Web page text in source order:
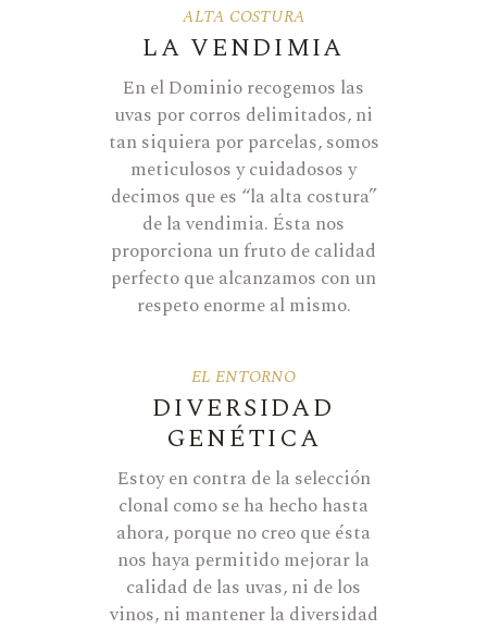
ALTA COSTURA
LA VENDIMIA
En el Dominio recogemos las
uvas por corros delimitados, ni
tan siquiera por parcelas, somos
meticulosos y cuidadosos y
decimos que es “la alta costura”
de la vendimia. Ésta nos
proporciona un fruto de calidad
perfecto que alcanzamos con un
respeto enorme al mismo.
EL ENTORNO
DIVERSIDAD
GENÉTICA
Estoy en contra de la selección
clonal como se ha hecho hasta
ahora, porque no creo que ésta
nos haya permitido mejorar la
calidad de las uvas, ni de los
vinos, ni mantener la diversidad